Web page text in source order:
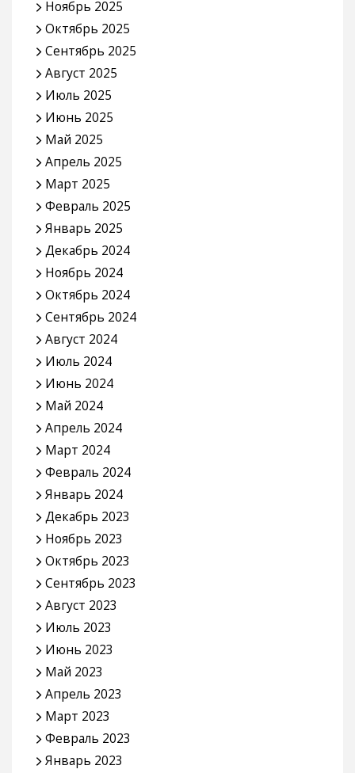
Ноябрь 2025
Октябрь 2025
Сентябрь 2025
Август 2025
Июль 2025
Июнь 2025
Май 2025
Апрель 2025
Март 2025
Февраль 2025
Январь 2025
Декабрь 2024
Ноябрь 2024
Октябрь 2024
Сентябрь 2024
Август 2024
Июль 2024
Июнь 2024
Май 2024
Апрель 2024
Март 2024
Февраль 2024
Январь 2024
Декабрь 2023
Ноябрь 2023
Октябрь 2023
Сентябрь 2023
Август 2023
Июль 2023
Июнь 2023
Май 2023
Апрель 2023
Март 2023
Февраль 2023
Январь 2023